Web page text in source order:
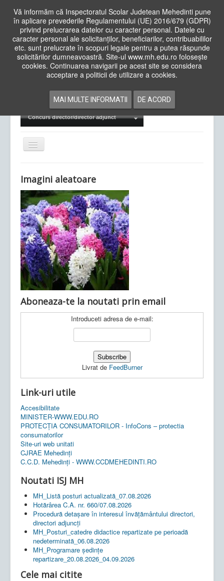
Vă informăm că Inspectoratul Scolar Judetean Mehedinti pune
în aplicare prevederile Regulamentului (UE) 2016/679 (GDPR)
privind prelucrarea datelor cu caracter personal. Datele cu
caracter personal ale solicitanților, beneficiarilor, contribuabililor
etc. sunt prelucrate în scopuri legale pentru a putea răspunde
solicitărilor dumneavoastră. Site-ul www.mh.edu.ro folosește
cookies. Continuarea navigarii pe acest site se considera
acceptare a politicii de utilizare a cookies.
MAI MULTE INFORMATII DE ACORD
Cauta
in
siteAcasa Cadre Didactice
Examene Naționale
Concurs director/director adjunct
Comută
navigarea
Ultimele articole: Vi, 04.11.2022 -
Județean Mehedinți
Imagini aleatoare
Aboneaza-te la noutati prin email
Introduceti adresa de e-mail:
Livrat de FeedBurner
Link-uri utile
Accesibilitate
MINISTER-WWW.EDU.RO
PROTECȚIA CONSUMATORILOR - InfoCons – protectia
consumatorilor
Site-uri web unitati
CJRAE Mehedinți
C.C.D. Mehedinţi - WWW.CCDMEHEDINTI.RO
Noutati ISJ MH
MH_Listă posturi actualizată_07.08.2026
Hotărârea C.A. nr. 660/07.08.2026
Procedură detașare în interesul învățământului directori,
directori adjuncți
MH_Posturi_catedre didactice repartizate pe perioadă
nedeterminată_06.08.2026
MH_Programare ședințe
repartizare_20.08.2026_04.09.2026
Cele mai citite